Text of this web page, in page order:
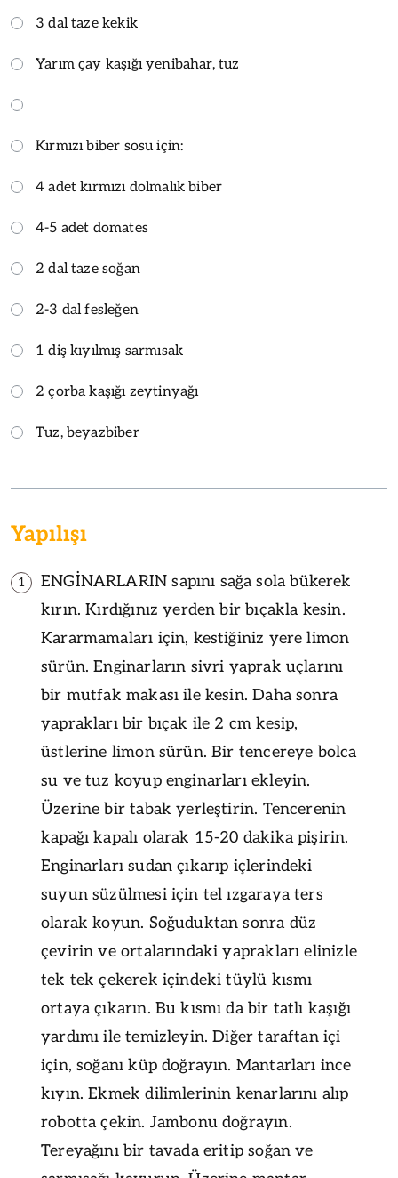
3 dal taze kekik
Yarım çay kaşığı yenibahar, tuz
Kırmızı biber sosu için:
4 adet kırmızı dolmalık biber
4-5 adet domates
2 dal taze soğan
2-3 dal fesleğen
1 diş kıyılmış sarmısak
2 çorba kaşığı zeytinyağı
Tuz, beyazbiber
Yapılışı
1
ENGİNARLARIN sapını sağa sola bükerek
kırın. Kırdığınız yerden bir bıçakla kesin.
Kararmamaları için, kestiğiniz yere limon
sürün. Enginarların sivri yaprak uçlarını
bir mutfak makası ile kesin. Daha sonra
yaprakları bir bıçak ile 2 cm kesip,
üstlerine limon sürün. Bir tencereye bolca
su ve tuz koyup enginarları ekleyin.
Üzerine bir tabak yerleştirin. Tencerenin
kapağı kapalı olarak 15-20 dakika pişirin.
Enginarları sudan çıkarıp içlerindeki
suyun süzülmesi için tel ızgaraya ters
olarak koyun. Soğuduktan sonra düz
çevirin ve ortalarındaki yaprakları elinizle
tek tek çekerek içindeki tüylü kısmı
ortaya çıkarın. Bu kısmı da bir tatlı kaşığı
yardımı ile temizleyin. Diğer taraftan içi
için, soğanı küp doğrayın. Mantarları ince
kıyın. Ekmek dilimlerinin kenarlarını alıp
robotta çekin. Jambonu doğrayın.
Tereyağını bir tavada eritip soğan ve